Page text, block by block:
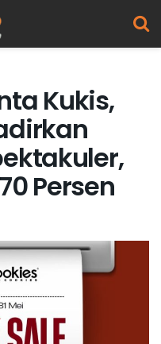
Kukis,
Persen